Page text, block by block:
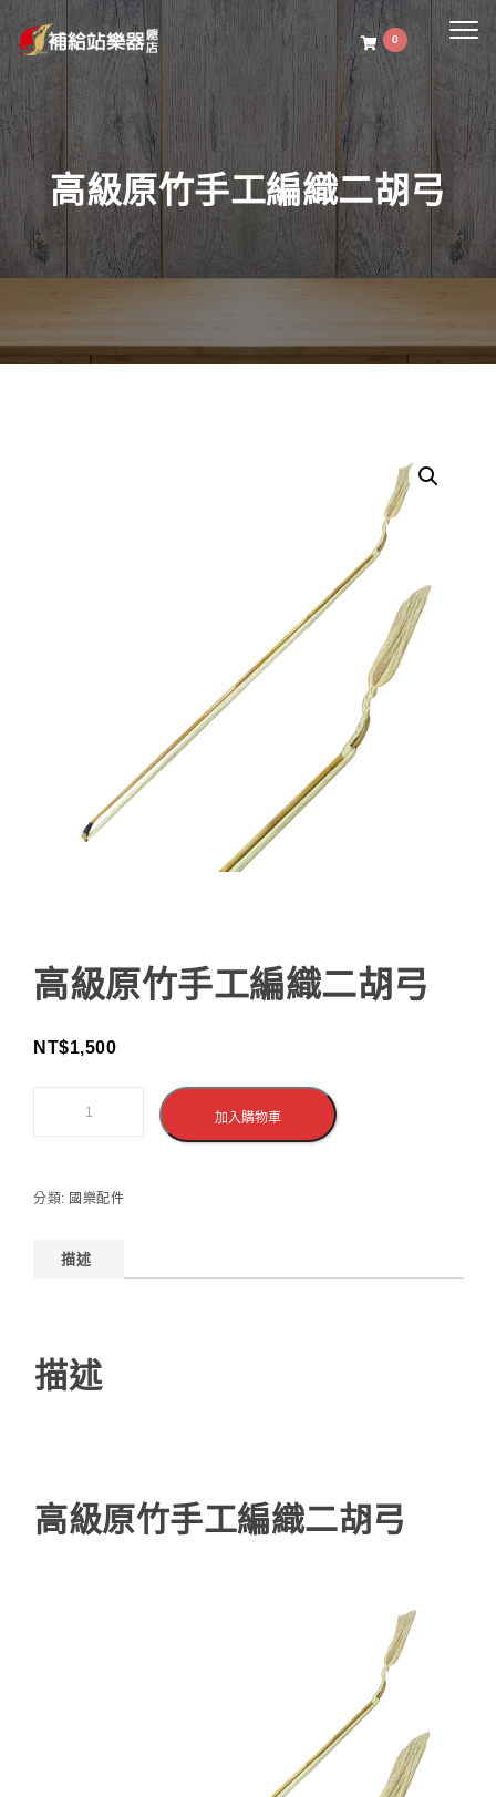
0
高級原竹手工編織二胡弓
高級原竹手工編織二胡弓
NT$1,500
加入購物車
分類: 國樂配件
描述
描述
高級原竹手工編織二胡弓